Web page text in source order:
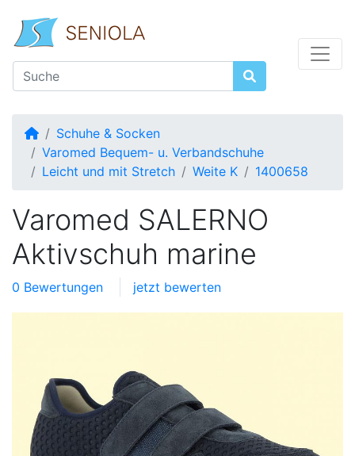
Startseite
Schuhe & Socken
Varomed Bequem- u. Verbandschuhe
Leicht und mit Stretch
Weite K 1400658
Varomed SALERNO
Aktivschuh marine
0 Bewertungen jetzt bewerten